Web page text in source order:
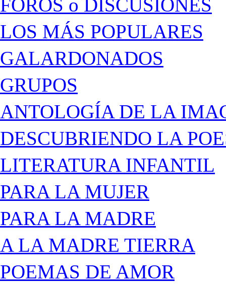
FOROS o DISCUSIONES
LOS MÁS POPULARES
GALARDONADOS
GRUPOS
ANTOLOGÍA DE LA
DESCUBRIENDO LA
LITERATURA INFANTIL
PARA LA MUJER
PARA LA MADRE
A LA MADRE TIERRA
POEMAS DE AMOR